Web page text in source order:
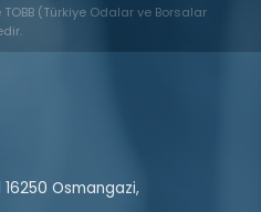
(Türkiye Odalar ve Borsalar
16250 Osmangazi,